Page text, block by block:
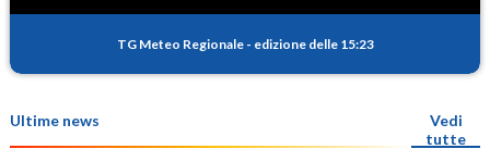
TG Meteo Regionale - edizione delle 15:23
Ultime news
Vedi
tutte